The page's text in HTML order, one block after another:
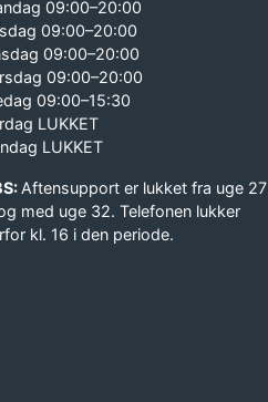
09:00–20:00
09:00–20:00
09:00–20:00
09:00–20:00
09:00–15:30
LUKKET
LUKKET
Aftensupport er lukket fra uge 27
med uge 32. Telefonen lukker
kl. 16 i den periode.